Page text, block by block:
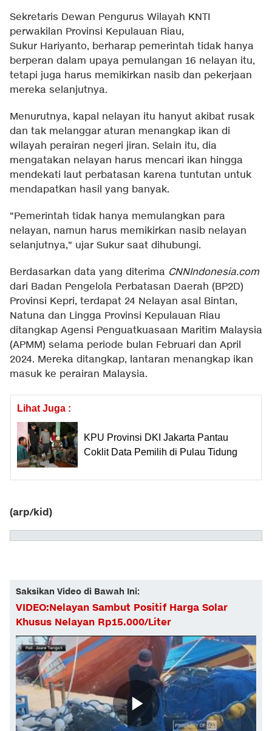
Sekretaris Dewan Pengurus Wilayah KNTI
perwakilan Provinsi Kepulauan Riau,
Sukur Hariyanto, berharap pemerintah tidak hanya
berperan dalam upaya pemulangan 16 nelayan itu,
tetapi juga harus memikirkan nasib dan pekerjaan
mereka selanjutnya.
Menurutnya, kapal nelayan itu hanyut akibat rusak
dan tak melanggar aturan menangkap ikan di
wilayah perairan negeri jiran. Selain itu, dia
mengatakan nelayan harus mencari ikan hingga
mendekati laut perbatasan karena tuntutan untuk
mendapatkan hasil yang banyak.
"Pemerintah tidak hanya memulangkan para
nelayan, namun harus memikirkan nasib nelayan
selanjutnya," ujar Sukur saat dihubungi.
Berdasarkan data yang diterima CNNIndonesia.com
dari Badan Pengelola Perbatasan Daerah (BP2D)
Provinsi Kepri, terdapat 24 Nelayan asal Bintan,
Natuna dan Lingga Provinsi Kepulauan Riau
ditangkap Agensi Penguatkuasaan Maritim Malaysia
(APMM) selama periode bulan Februari dan April
2024. Mereka ditangkap, lantaran menangkap ikan
masuk ke perairan Malaysia.
Lihat Juga :
KPU Provinsi DKI Jakarta Pantau
Coklit Data Pemilih di Pulau Tidung
(arp/kid)
Saksikan Video di Bawah Ini:
VIDEO:Nelayan Sambut Positif Harga Solar
Khusus Nelayan Rp15.000/Liter